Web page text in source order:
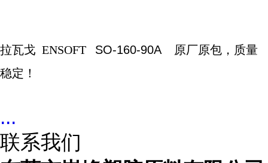
拉瓦戈 ENSOFT SO-160-90A
原厂原包，质量
稳定！
...
联系我们